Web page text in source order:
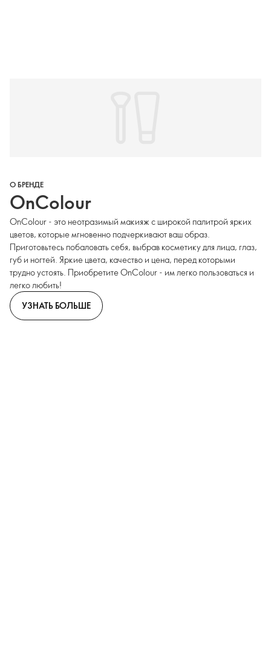
О БРЕНДЕ
OnColour
OnColour - это неотразимый макияж с широкой палитрой ярких
цветов, которые мгновенно подчеркивают ваш образ.
Приготовьтесь побаловать себя, выбрав косметику для лица, глаз,
губ и ногтей. Яркие цвета, качество и цена, перед которыми
трудно устоять. Приобретите OnColour - им легко пользоваться и
легко любить!
УЗНАТЬ БОЛЬШЕ